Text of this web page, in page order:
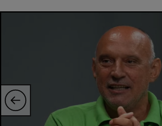
Liga 2
Cupa României
Echipa Națională
Fotbal feminin